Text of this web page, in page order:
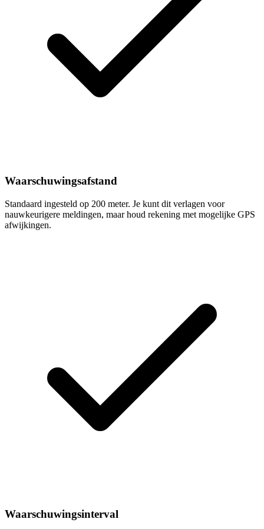
Waarschuwingsafstand
Standaard ingesteld op 200 meter. Je kunt dit verlagen voor
nauwkeurigere meldingen, maar houd rekening met mogelijke GPS
afwijkingen.
Waarschuwingsinterval